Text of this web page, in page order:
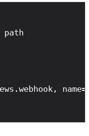
name=